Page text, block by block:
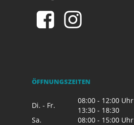
ÖFFNUNGSZEITEN
Di. - Fr.
08:00 - 12:00 Uhr
13:30 - 18:30
Sa.
08:00 - 15:00 Uhr